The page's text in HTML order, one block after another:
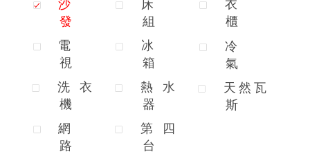
沙
發
電
視
洗
衣
機
網
路
床
組
冰
箱
熱
水
器
第
四
台
衣
櫃
冷
氣
天 然 瓦
斯